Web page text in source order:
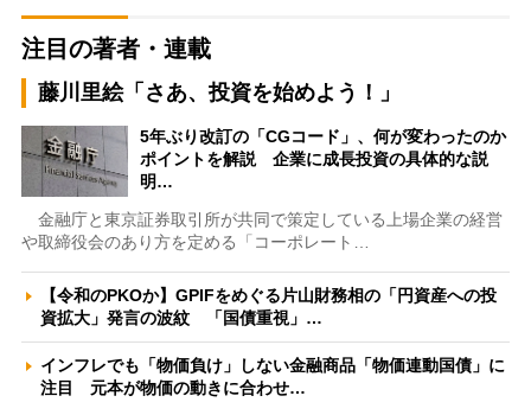
注目の著者・連載
藤川里絵「さあ、投資を始めよう！」
5年ぶり改訂の「CGコード」、何が変わったのか
ポイントを解説 企業に成長投資の具体的な説
明…
金融庁と東京証券取引所が共同で策定している上場企業の経営
や取締役会のあり方を定める「コーポレート…
【令和のPKOか】GPIFをめぐる片山財務相の「円資産への投
資拡大」発言の波紋 「国債重視」…
インフレでも「物価負け」しない金融商品「物価連動国債」に
注目 元本が物価の動きに合わせ…